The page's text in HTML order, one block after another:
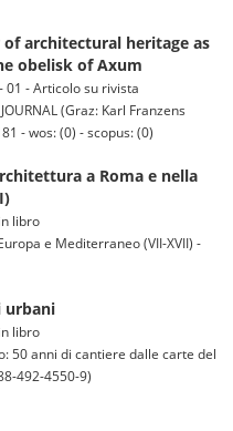
architectural heritage as
obelisk of Axum
01 - Articolo su rivista
(Graz: Karl Franzens
- wos: (0) - scopus: (0)
a Roma e nella
libro
e Mediterraneo (VII-XVII) -
urbani
libro
50 anni di cantiere dalle carte del
492-4550-9)